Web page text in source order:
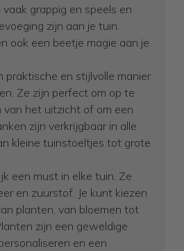
grappig en speels en
zijn aan je tuin.
ook een beetje magie aan je
praktische en stijlvolle manier
Ze zijn perfect om op te
het uitzicht of om een
zijn verkrijgbaar in alle
kleine tuinstoeltjes tot grote
een must in elke tuin. Ze
en zuurstof. Je kunt kiezen
planten, van bloemen tot
zijn een geweldige
en een